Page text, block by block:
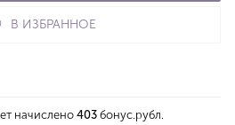
В ИЗБРАННОЕ
начислено 403 бонус.рубл.